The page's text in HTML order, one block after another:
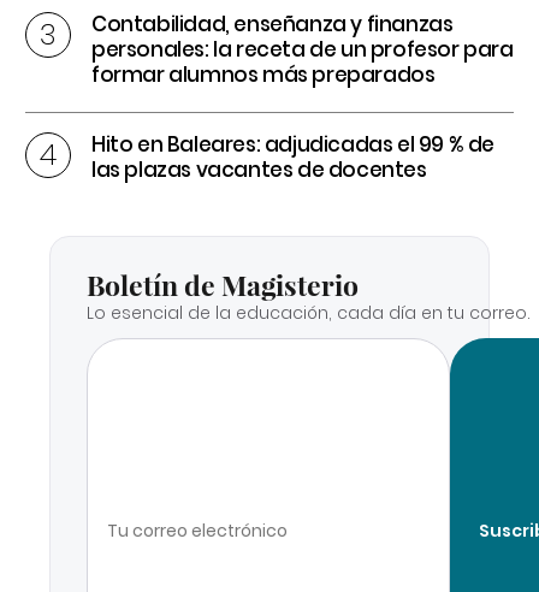
Contabilidad, enseñanza y finanzas
personales: la receta de un profesor para
formar alumnos más preparados
Hito en Baleares: adjudicadas el 99 % de
las plazas vacantes de docentes
Boletín de Magisterio
Lo esencial de la educación, cada día en tu correo.